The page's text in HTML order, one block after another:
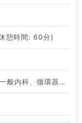
憩時間: 60分)
神経内科、心療内科、一般内科、循環器内科、呼吸器内科、消化器内科、内分泌・代謝内科、腎臓内科、老年内科